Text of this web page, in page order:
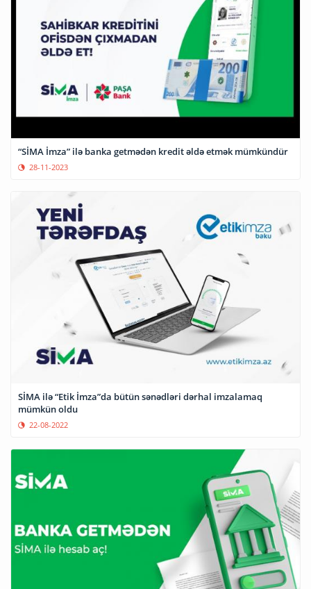
“SİMA İmza” ilə banka getmədən kredit əldə etmək mümkündür
28-11-2023
SİMA ilə “Etik İmza”da bütün sənədləri dərhal imzalamaq
mümkün oldu
22-08-2022